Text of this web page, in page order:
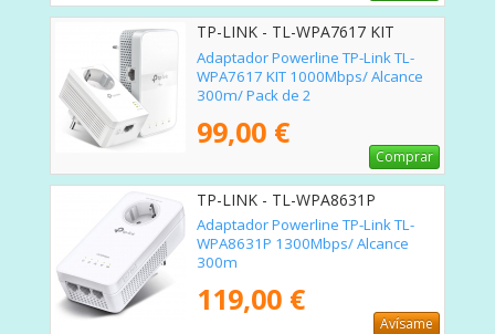
TP-LINK - TL-WPA7617 KIT
Adaptador Powerline TP-Link TL-
WPA7617 KIT 1000Mbps/ Alcance
300m/ Pack de 2
99,00 €
Comprar
TP-LINK - TL-WPA8631P
Adaptador Powerline TP-Link TL-
WPA8631P 1300Mbps/ Alcance
300m
119,00 €
Avísame